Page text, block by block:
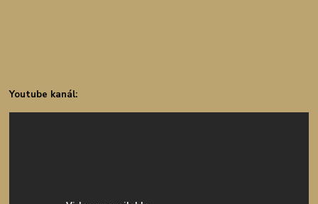
Youtube kanál: